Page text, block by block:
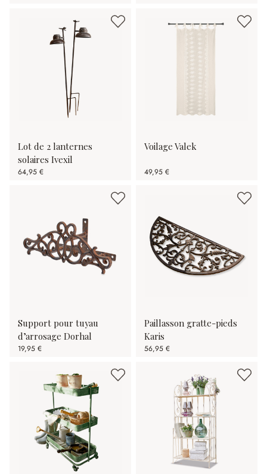
Lot de 2 lanternes
solaires Ivexil
64,95 €
Voilage Valek
49,95 €
Support pour tuyau
d’arrosage Dorhal
19,95 €
Paillasson gratte-pieds
Karis
56,95 €